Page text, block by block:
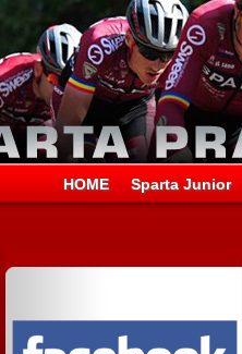
HOME Sparta Junior